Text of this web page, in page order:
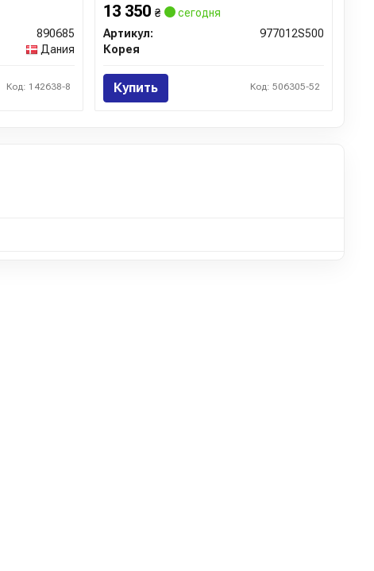
890685
Дания
Код: 142638-8
13 350₴
сегодня
Артикул:
977012S500
Корея
Купить Код: 506305-52